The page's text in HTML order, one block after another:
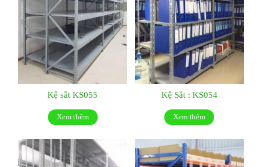
Kệ sắt KS055
Xem thêm
Kệ Sắt : KS054
Xem thêm